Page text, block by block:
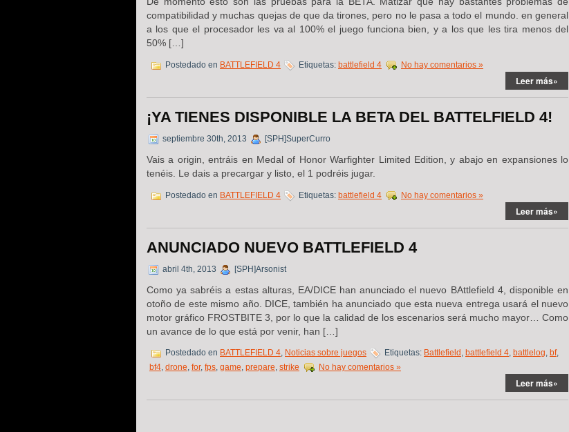
compatibilidad y muchas quejas de que da tirones, pero no le pasa a todo el mundo. en general
a los que el procesador les va al 100% el juego funciona bien, y a los que les tira menos del
50% […]
Postedado en BATTLEFIELD 4 Etiquetas: battlefield 4 No hay comentarios »
Leer más»
¡YA TIENES DISPONIBLE LA BETA DEL BATTELFIELD 4!
septiembre 30th, 2013 [SPH]SuperCurro
Vais a origin, entráis en Medal of Honor Warfighter Limited Edition, y abajo en expansiones lo
tenéis. Le dais a precargar y listo, el 1 podréis jugar.
Postedado en BATTLEFIELD 4 Etiquetas: battlefield 4 No hay comentarios »
Leer más»
ANUNCIADO NUEVO BATTLEFIELD 4
abril 4th, 2013 [SPH]Arsonist
Como ya sabréis a estas alturas, EA/DICE han anunciado el nuevo BAttlefield 4, disponible en
otoño de este mismo año. DICE, también ha anunciado que esta nueva entrega usará el nuevo
motor gráfico FROSTBITE 3, por lo que la calidad de los escenarios será mucho mayor… Como
un avance de lo que está por venir, han […]
Postedado en BATTLEFIELD 4, Noticias sobre juegos Etiquetas: Battlefield , battlefield 4, battlelog, bf,
bf4, drone, for, fps, game, prepare, strike No hay comentarios »
Leer más»